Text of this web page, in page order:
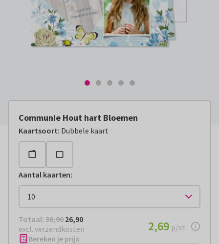
Communie Hout hart Bloemen
Kaartsoort: Dubbele kaart
Aantal kaarten:
Totaal: € 26,90
Totaal: 30,90 26,90
excl. verzendkosten
€ 2,69per stuk
2,69 p/st.
Bereken je prijs